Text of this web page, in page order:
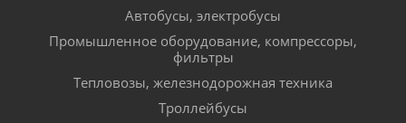
Автобусы, электробусы
Промышленное оборудование, компрессоры,
фильтры
Тепловозы, железнодорожная техника
Троллейбусы